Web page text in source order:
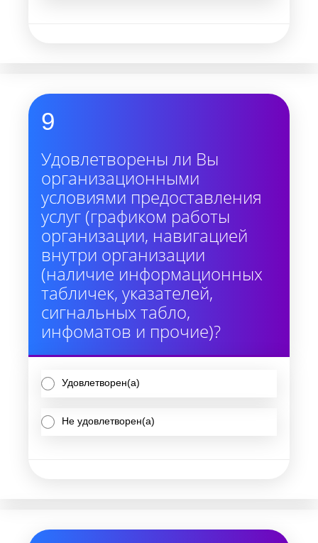
9
Удовлетворены ли Вы
организационными
условиями предоставления
услуг (графиком работы
организации, навигацией
внутри организации
(наличие информационных
табличек, указателей,
сигнальных табло,
инфоматов и прочие)?
Удовлетворен(а)
Не удовлетворен(а)